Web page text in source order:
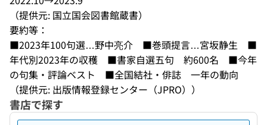
（提供元: 国立国会図書館蔵書）
要約等：
■2023年100句選…野中亮介　■巻頭提言…宮坂静生　■
年代別2023年の収穫　■書家自選五句　約600名　■今年
の句集・評論ベスト　■全国結社・俳誌　一年の動向
（提供元: 出版情報登録センター（JPRO））
書店で探す